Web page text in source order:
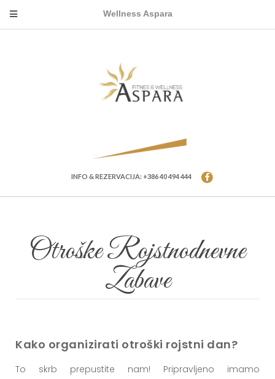
Wellness Aspara
INFO & REZERVACIJA: +386 40 494 444
Otroške Rojstnodnevne
Zabave
Kako organizirati otroški rojstni dan?
To skrb prepustite nam! Pripravljeno imamo